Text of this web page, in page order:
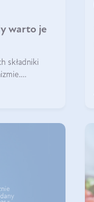
warto je
składniki